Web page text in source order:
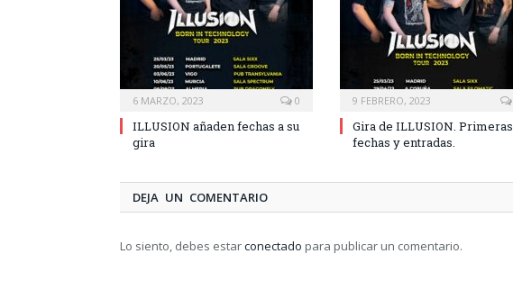
6 MARZO, 2023 0
ILLUSION añaden fechas a su
gira
9 FEBRERO, 2023
Gira de ILLUSION. Primeras
fechas y entradas.
DEJA UN COMENTARIO
Lo siento, debes estarconectado para publicar un comentario.